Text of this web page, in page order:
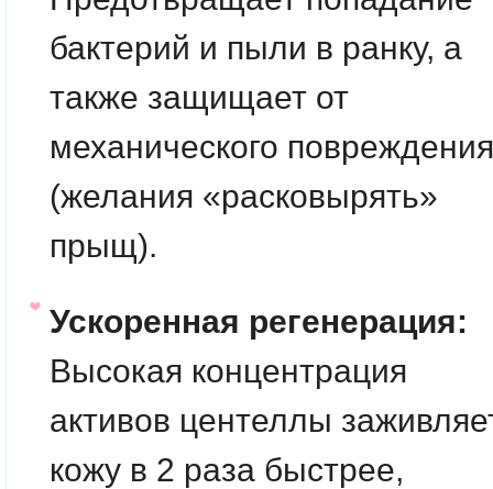
бактерий и пыли в ранку, а
также защищает от
механического повреждения
(желания «расковырять»
прыщ).
Ускоренная регенерация:
Высокая концентрация
активов центеллы
кожу в 2 раза быстрее,